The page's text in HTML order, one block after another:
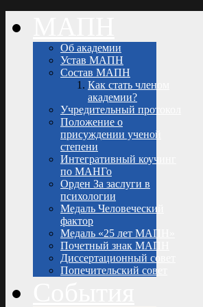
Об академии
Устав МАПН
Состав МАПН
Как стать членом
академии?
Учредительный протокол
Положение о
присуждении ученой
степени
Интегративный коучинг
по МАНГо
Орден За заслуги в
психологии
Медаль Человеческий
фактор
Медаль «25 лет МАПН»
Почетный знак МАПН
Диссертационный совет
Попечительский совет